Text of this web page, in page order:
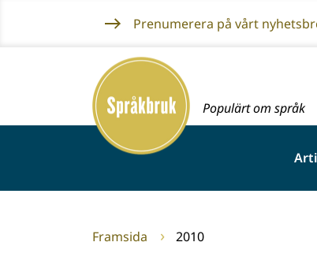
innehållet
Prenumerera på vårt
Framsida
Populärt om språk
Framsida 2010